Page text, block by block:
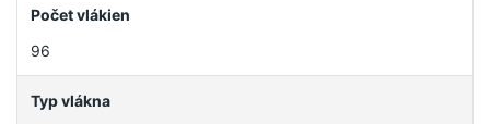
Počet vlákien
96
Typ vlákna